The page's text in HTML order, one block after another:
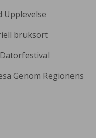
Upplevelse
bruksort
Genom Regionens